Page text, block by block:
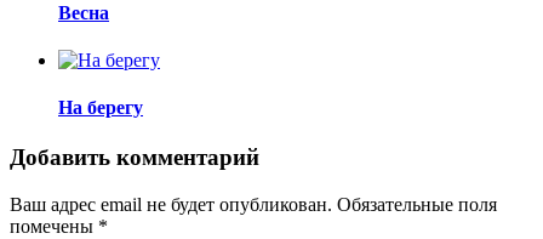
Весна
На берегу
Добавить комментарий
Ваш адрес email не будет опубликован. Обязательные поля
помечены *